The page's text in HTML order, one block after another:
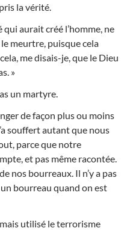
la vérité.
qui aurait créé l’homme, ne
meurtre, puisque cela
me disais-je, que le Dieu
»
un martyre.
de façon plus ou moins
souffert autant que nous
parce que notre
et pas même racontée.
nos bourreaux. Il n’y a pas
bourreau quand on est
utilisé le terrorisme